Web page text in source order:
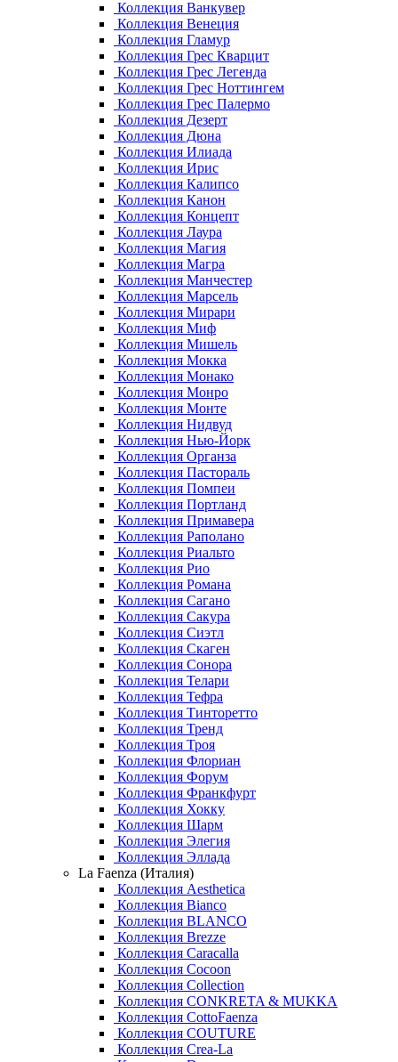
Коллекция Ванкувер
Коллекция Венеция
Коллекция Гламур
Коллекция Грес Кварцит
Коллекция Грес Легенда
Коллекция Грес Ноттингем
Коллекция Грес Палермо
Коллекция Дезерт
Коллекция Дюна
Коллекция Илиада
Коллекция Ирис
Коллекция Калипсо
Коллекция Канон
Коллекция Концепт
Коллекция Лаура
Коллекция Магия
Коллекция Магра
Коллекция Манчестер
Коллекция Марсель
Коллекция Мирари
Коллекция Миф
Коллекция Мишель
Коллекция Мокка
Коллекция Монако
Коллекция Монро
Коллекция Монте
Коллекция Нидвуд
Коллекция Нью-Йорк
Коллекция Органза
Коллекция Пастораль
Коллекция Помпеи
Коллекция Портланд
Коллекция Примавера
Коллекция Раполано
Коллекция Риальто
Коллекция Рио
Коллекция Романа
Коллекция Сагано
Коллекция Сакура
Коллекция Сиэтл
Коллекция Скаген
Коллекция Сонора
Коллекция Телари
Коллекция Тефра
Коллекция Тинторетто
Коллекция Тренд
Коллекция Троя
Коллекция Флориан
Коллекция Форум
Коллекция Франкфурт
Коллекция Хокку
Коллекция Шарм
Коллекция Элегия
Коллекция Эллада
La Faenza (Италия)
Коллекция Aesthetica
Коллекция Bianco
Коллекция BLANCO
Коллекция Brezze
Коллекция Caracalla
Коллекция Cocoon
Коллекция Collection
Коллекция CONKRETA & MUKKA
Коллекция CottoFaenza
Коллекция COUTURE
Коллекция Crea-La